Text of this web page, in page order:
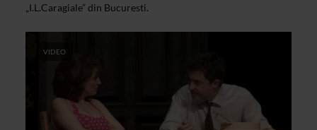
„I.L.Caragiale” din Bucuresti.
VIDEO